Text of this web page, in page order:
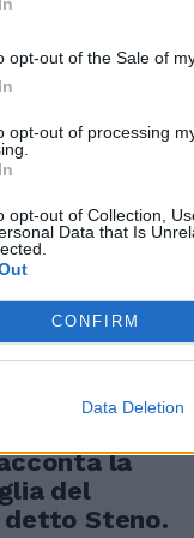
opt-out of the Sale of
opt-out of processing
opt-out of Collection,
Data that Is
CONFIRM
Data Deletion
e di
libro di
la
del
Steno.